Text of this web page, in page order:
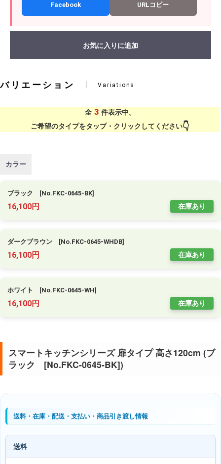
Facebook URLコピー
お気に入りに追加
バリエーション Variations
全 3 件表示中。
ご希望のタイプをタップ・クリックしてください
カラー
ブラック [No.FKC-0645-BK]
16,100円 在庫あり
ダークブラウン [No.FKC-0645-WHDB]
16,100円 在庫あり
ホワイト [No.FKC-0645-WH]
16,100円 在庫あり
スマートキッチンシリーズ 扉タイプ 高さ120cm (ブ
ラック [No.FKC-0645-BK])
送料・在庫・配送・支払い・商品引き渡し情報
送料